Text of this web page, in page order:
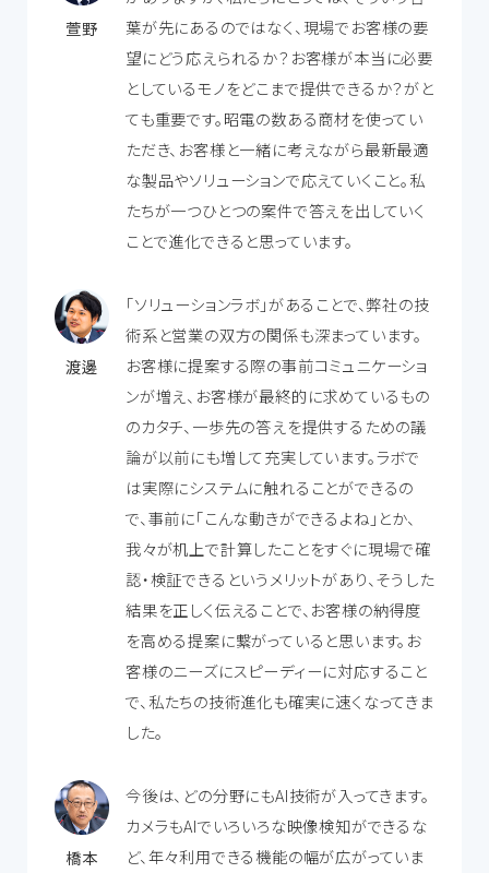
萱野
葉が先にあるのではなく、現場でお客様の要
望にどう応えられるか？お客様が本当に必要
としているモノをどこまで提供できるか？がと
ても重要です。昭電の数ある商材を使ってい
ただき、お客様と一緒に考えながら最新最適
な製品やソリューションで応えていくこと。私
たちが一つひとつの案件で答えを出していく
ことで進化できると思っています。
渡邊
「ソリューションラボ」があることで、弊社の技
術系と営業の双方の関係も深まっています。
お客様に提案する際の事前コミュニケーショ
ンが増え、お客様が最終的に求めているもの
のカタチ、一歩先の答えを提供するための議
論が以前にも増して充実しています。ラボで
は実際にシステムに触れることができるの
で、事前に「こんな動きができるよね」とか、
我々が机上で計算したことをすぐに現場で確
認・検証できるというメリットがあり、そうした
結果を正しく伝えることで、お客様の納得度
を高める提案に繋がっていると思います。お
客様のニーズにスピーディーに対応すること
で、私たちの技術進化も確実に速くなってきま
した。
橋本
今後は、どの分野にもAI技術が入ってきます。
カメラもAIでいろいろな映像検知ができるな
ど、年々利用できる機能の幅が広がっていま